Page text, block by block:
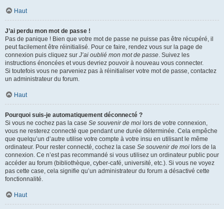
Haut
J’ai perdu mon mot de passe !
Pas de panique ! Bien que votre mot de passe ne puisse pas être récupéré, il
peut facilement être réinitialisé. Pour ce faire, rendez vous sur la page de
connexion puis cliquez sur J’ai oublié mon mot de passe. Suivez les
instructions énoncées et vous devriez pouvoir à nouveau vous connecter.
Si toutefois vous ne parveniez pas à réinitialiser votre mot de passe, contactez
un administrateur du forum.
Haut
Pourquoi suis-je automatiquement déconnecté ?
Si vous ne cochez pas la case Se souvenir de moi lors de votre connexion,
vous ne resterez connecté que pendant une durée déterminée. Cela empêche
que quelqu’un d’autre utilise votre compte à votre insu en utilisant le même
ordinateur. Pour rester connecté, cochez la case Se souvenir de moi lors de la
connexion. Ce n’est pas recommandé si vous utilisez un ordinateur public pour
accéder au forum (bibliothèque, cyber-café, université, etc.). Si vous ne voyez
pas cette case, cela signifie qu’un administrateur du forum a désactivé cette
fonctionnalité.
Haut